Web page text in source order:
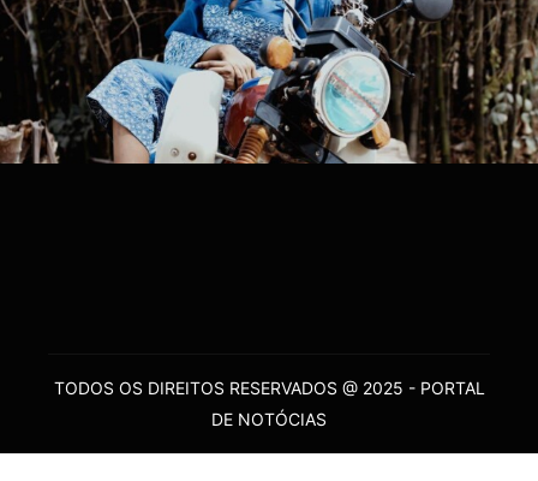
TODOS OS DIREITOS RESERVADOS @ 2025 - PORTAL
DE NOTÓCIAS